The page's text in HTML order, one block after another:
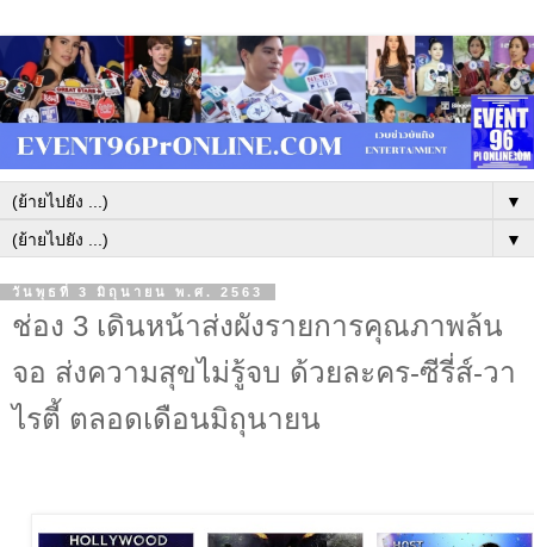
▼
▼
วันพุธที่ 3 มิถุนายน พ.ศ. 2563
ช่อง 3 เดินหน้าส่งผังรายการคุณภาพล้น
จอ ส่งความสุขไม่รู้จบ ด้วยละคร-ซีรี่ส์-วา
ไรตี้ ตลอดเดือนมิถุนายน